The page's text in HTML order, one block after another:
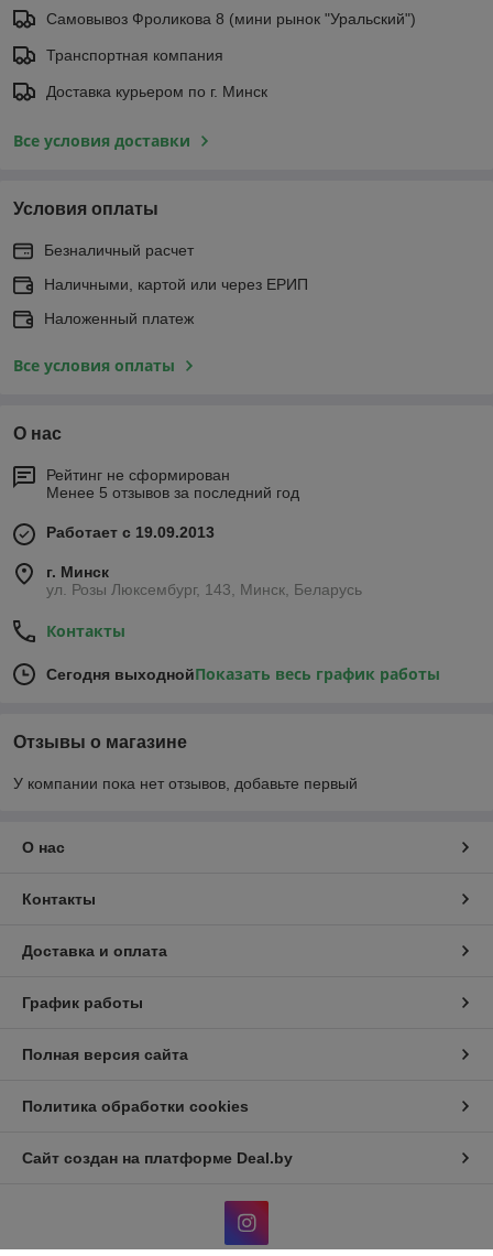
Самовывоз Фроликова 8 (мини рынок "Уральский")
Транспортная компания
Доставка курьером по г. Минск
Все условия доставки
Условия оплаты
Безналичный расчет
Наличными, картой или через ЕРИП
Наложенный платеж
Все условия оплаты
О нас
Рейтинг не сформирован
Менее 5 отзывов за последний год
Работает с 19.09.2013
г. Минск
ул. Розы Люксембург, 143, Минск, Беларусь
Контакты
Сегодня выходнойПоказать весь график работы
Отзывы о магазине
У компании пока нет отзывов, добавьте первый
О нас
Контакты
Доставка и оплата
График работы
Полная версия сайта
Политика обработки cookies
Сайт создан на платформе Deal.by